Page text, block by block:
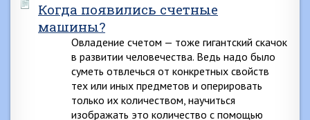
Когда появились счетные
машины?
Овладение счетом — тоже гигантский скачок
в развитии человечества. Ведь надо было
суметь отвлечься от конкретных свойств
тех или иных предметов и оперировать
только их количеством, научиться
изображать это количество с помощью